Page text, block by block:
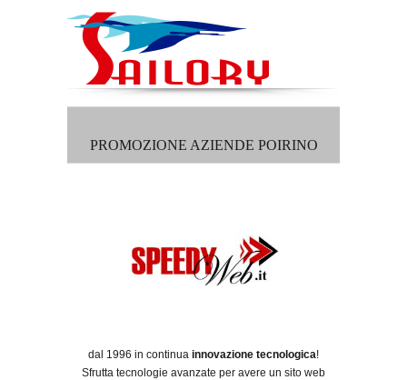
PROMOZIONE AZIENDE POIRINO
dal 1996 in continua innovazione tecnologica!
Sfrutta tecnologie avanzate per avere un sito web